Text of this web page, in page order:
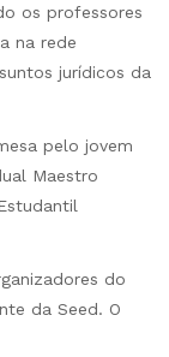
os professores
na rede
jurídicos da
pelo jovem
Maestro
do
da Seed. O